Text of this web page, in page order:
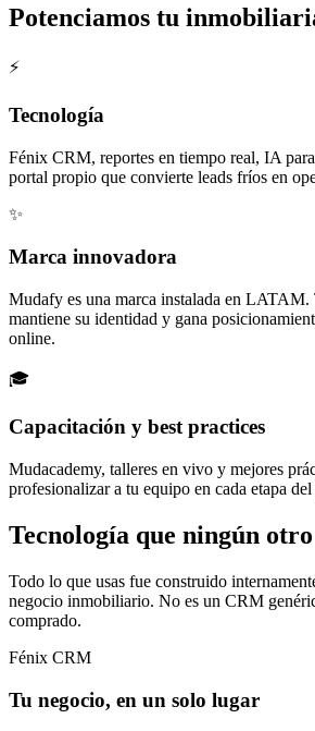
Potenciamos tu
⚡
Tecnología
Fénix CRM, reportes en tiempo real, IA
portal propio que convierte leads fríos en
✨
Marca innovadora
Mudafy es una marca instalada en
mantiene su identidad y gana
online.
🎓
Capacitación y best practices
Mudacademy, talleres en vivo y mejores
profesionalizar a tu equipo en cada etapa del
Tecnología que ningún otro
Todo lo que usas fue construido
negocio inmobiliario. No es un CRM
comprado.
Fénix CRM
Tu negocio, en un solo lugar